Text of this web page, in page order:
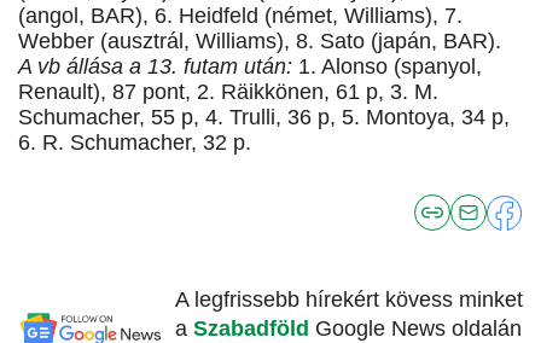
(angol, BAR), 6. Heidfeld (német, Williams), 7.
Webber (ausztrál, Williams), 8. Sato (japán, BAR).
A vb állása a 13. futam után: 1. Alonso (spanyol,
Renault), 87 pont, 2. Räikkönen, 61 p, 3. M.
Schumacher, 55 p, 4. Trulli, 36 p, 5. Montoya, 34 p,
6. R. Schumacher, 32 p.
A legfrissebb hírekért kövess minket
a Szabadföld Google News oldalán